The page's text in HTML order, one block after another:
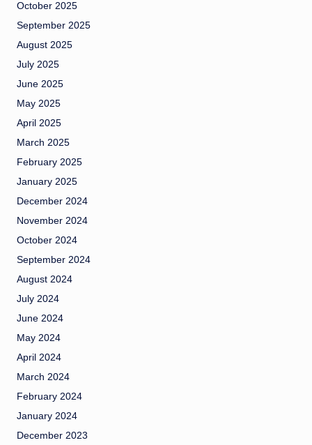
October 2025
September 2025
August 2025
July 2025
June 2025
May 2025
April 2025
March 2025
February 2025
January 2025
December 2024
November 2024
October 2024
September 2024
August 2024
July 2024
June 2024
May 2024
April 2024
March 2024
February 2024
January 2024
December 2023